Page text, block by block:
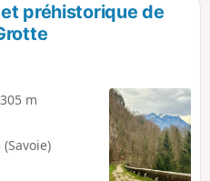
préhistorique de
m